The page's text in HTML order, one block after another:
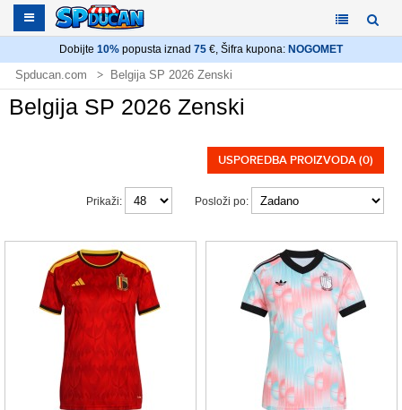
Dobijte 10% popusta iznad 75 €, Šifra kupona: NOGOMET
Spducan.com Belgija SP 2026 Zenski
Belgija SP 2026 Zenski
USPOREDBA PROIZVODA (0)
Posloži po:
Prikaži: